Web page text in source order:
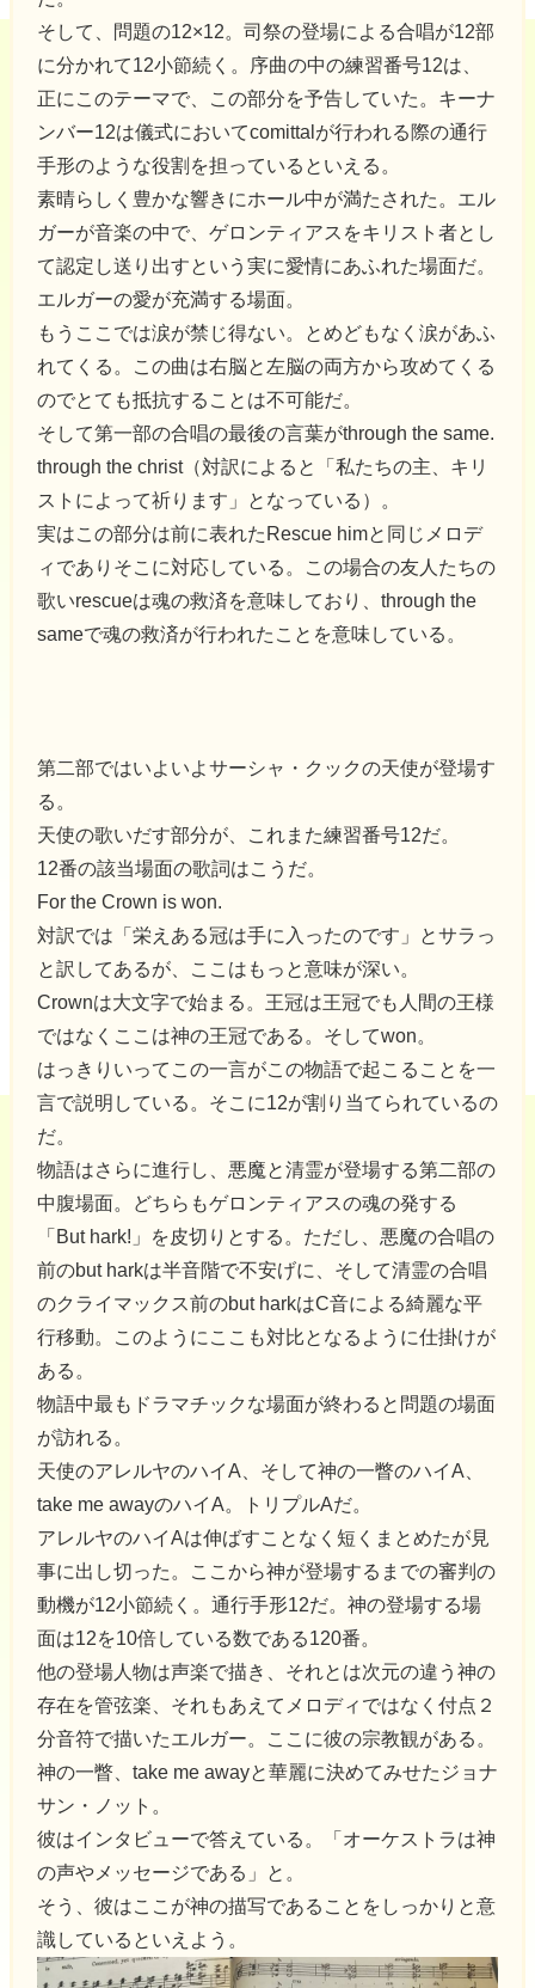
そして、問題の12×12。司祭の登場による合唱が12部
に分かれて12小節続く。序曲の中の練習番号12は、
正にこのテーマで、この部分を予告していた。キーナ
ンバー12は儀式においてcomittalが行われる際の通行
手形のような役割を担っているといえる。
素晴らしく豊かな響きにホール中が満たされた。エル
ガーが音楽の中で、ゲロンティアスをキリスト者とし
て認定し送り出すという実に愛情にあふれた場面だ。
エルガーの愛が充満する場面。
もうここでは涙が禁じ得ない。とめどもなく涙があふ
れてくる。この曲は右脳と左脳の両方から攻めてくる
のでとても抵抗することは不可能だ。
そして第一部の合唱の最後の言葉がthrough the same.
through the christ（対訳によると「私たちの主、キリ
ストによって祈ります」となっている）。
実はこの部分は前に表れたRescue himと同じメロデ
ィでありそこに対応している。この場合の友人たちの
歌いrescueは魂の救済を意味しており、through the
sameで魂の救済が行われたことを意味している。
第二部ではいよいよサーシャ・クックの天使が登場す
る。
天使の歌いだす部分が、これまた練習番号12だ。
12番の該当場面の歌詞はこうだ。
For the Crown is won.
対訳では「栄えある冠は手に入ったのです」とサラっ
と訳してあるが、ここはもっと意味が深い。
Crownは大文字で始まる。王冠は王冠でも人間の王様
ではなくここは神の王冠である。そしてwon。
はっきりいってこの一言がこの物語で起こることを一
言で説明している。そこに12が割り当てられているの
だ。
物語はさらに進行し、悪魔と清霊が登場する第二部の
中腹場面。どちらもゲロンティアスの魂の発する
「But hark!」を皮切りとする。ただし、悪魔の合唱の
前のbut harkは半音階で不安げに、そして清霊の合唱
のクライマックス前のbut harkはC音による綺麗な平
行移動。このようにここも対比となるように仕掛けが
ある。
物語中最もドラマチックな場面が終わると問題の場面
が訪れる。
天使のアレルヤのハイA、そして神の一瞥のハイA、
take me awayのハイA。トリプルAだ。
アレルヤのハイAは伸ばすことなく短くまとめたが見
事に出し切った。ここから神が登場するまでの審判の
動機が12小節続く。通行手形12だ。神の登場する場
面は12を10倍している数である120番。
他の登場人物は声楽で描き、それとは次元の違う神の
存在を管弦楽、それもあえてメロディではなく付点２
分音符で描いたエルガー。ここに彼の宗教観がある。
神の一瞥、take me awayと華麗に決めてみせたジョナ
サン・ノット。
彼はインタビューで答えている。「オーケストラは神
の声やメッセージである」と。
そう、彼はここが神の描写であることをしっかりと意
識しているといえよう。